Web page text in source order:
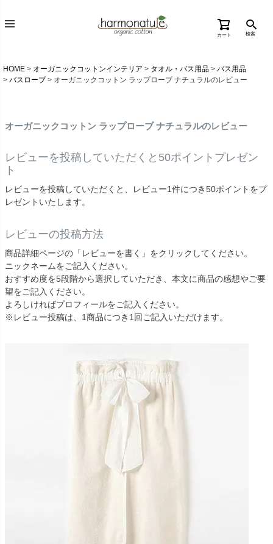
カート 検索
HOME オーガニックコットンインテリア タオル・バス用品
バス用品
バスローブ
オーガニックコットン ラップローブ ナチュラルのレビュー
オーガニックコットン ラップローブ ナチュラルのレビュー
レビューを投稿していただくと50ポイントプレゼン
ト
レビューを投稿していただくと、レビュー1件につき50ポイントをプ
レゼントいたします。
レビューの投稿方法
商品詳細ページの「レビューを書く」をクリックしてください。
ニックネームをご記入ください。
おすすめ度を5段階から選択していただき、本文に商品の感想やご要
望をご記入ください。
よろしければプロフィールをご記入ください。
※レビュー投稿は、1商品につき1回ご記入いただけます。